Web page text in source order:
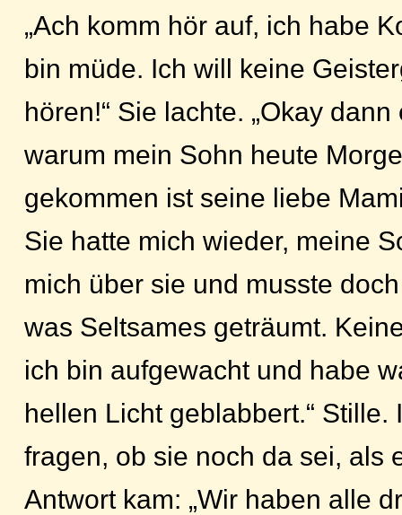
„Ach komm hör auf, ich habe
bin müde. Ich will keine
hören!“ Sie lachte. „Okay
warum mein Sohn heute
gekommen ist seine liebe
Sie hatte mich wieder, meine
mich über sie und musste
was Seltsames geträumt.
ich bin aufgewacht und habe
hellen Licht geblabbert.“ Stille.
fragen, ob sie noch da sei, als
Antwort kam: „Wir haben alle